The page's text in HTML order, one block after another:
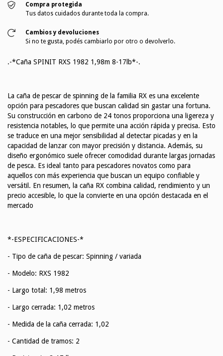
Compra protegida
Tus datos cuidados durante toda la compra.
Cambios y devoluciones
Si no te gusta, podés cambiarlo por otro o devolverlo.
.-*Caña SPINIT RXS 1982 1,98m 8-17lb*-.
La caña de pescar de spinning de la familia RX es una excelente
opción para pescadores que buscan calidad sin gastar una fortuna.
Su construcción en carbono de 24 tonos proporciona una ligereza y
resistencia notables, lo que permite una acción rápida y precisa. Esto
se traduce en una mejor sensibilidad al detectar picadas y en la
capacidad de lanzar con mayor precisión y distancia. Además, su
diseño ergonómico suele ofrecer comodidad durante largas jornadas
de pesca. Es ideal tanto para pescadores novatos como para
aquellos con más experiencia que buscan un equipo confiable y
versátil. En resumen, la caña RX combina calidad, rendimiento y un
precio accesible, lo que la convierte en una opción destacada en el
mercado
*-ESPECIFICACIONES-*
- Tipo de caña de pescar: Spinning / variada
- Modelo: RXS 1982
- Largo total: 1,98 metros
- Largo cerrada: 1,02 metros
- Medida de la caña cerrada: 1,02
- Cantidad de tramos: 2